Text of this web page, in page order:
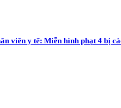
viên y tế: Miễn hình phạt 4 bị